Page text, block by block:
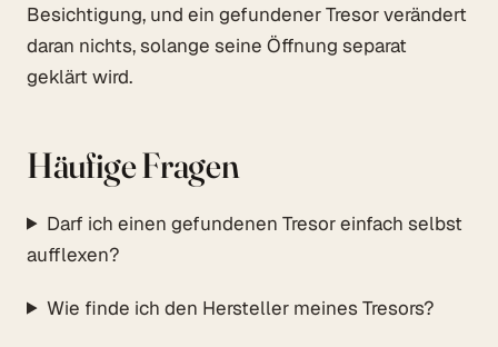
Besichtigung, und ein gefundener Tresor verändert
daran nichts, solange seine Öffnung separat
geklärt wird.
Häufige Fragen
Darf ich einen gefundenen Tresor einfach selbst
aufflexen?
Wie finde ich den Hersteller meines Tresors?